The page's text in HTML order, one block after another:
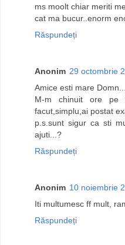
ms moolt chiar meriti
cat ma bucur..enorm
Răspundeți
Anonim 29 octombrie
Amice esti mare Domn...
M-m chinuit ore
facut,simplu,ai postat
p.s.sunt sigur ca sti
ajuti...?
Răspundeți
Anonim 10 noiembrie
Iti multumesc ff mult,
Răspundeți